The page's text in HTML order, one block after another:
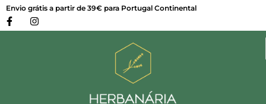
Envio grátis a partir de 39€ para Portugal Continental